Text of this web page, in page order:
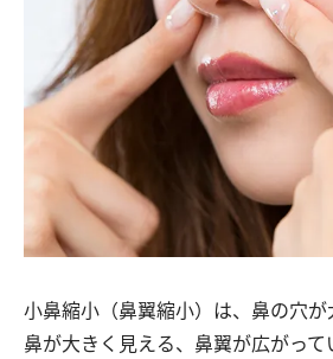
小鼻縮小（鼻翼縮小）は、鼻の穴が
鼻が大きく見える、鼻翼が広がっ